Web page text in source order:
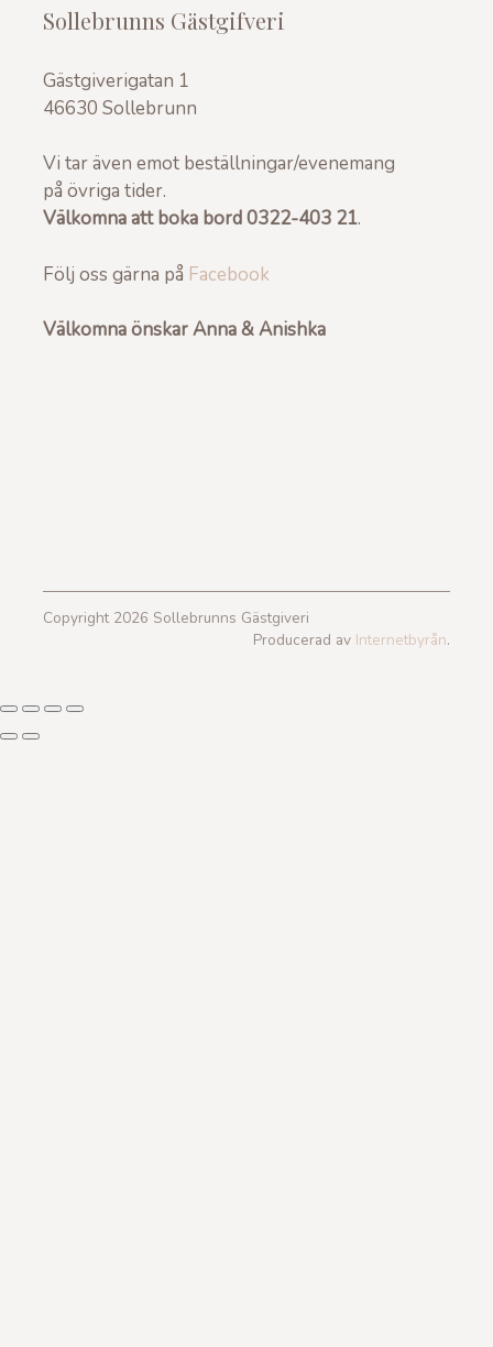
Sollebrunns Gästgifveri
Gästgiverigatan 1
46630 Sollebrunn
Vi tar även emot beställningar/evenemang
på övriga tider.
Välkomna att boka bord 0322-403 21.
Följ oss gärna på Facebook
Välkomna önskar Anna & Anishka
Copyright 2026 Sollebrunns Gästgiveri
Producerad av Internetbyrån.